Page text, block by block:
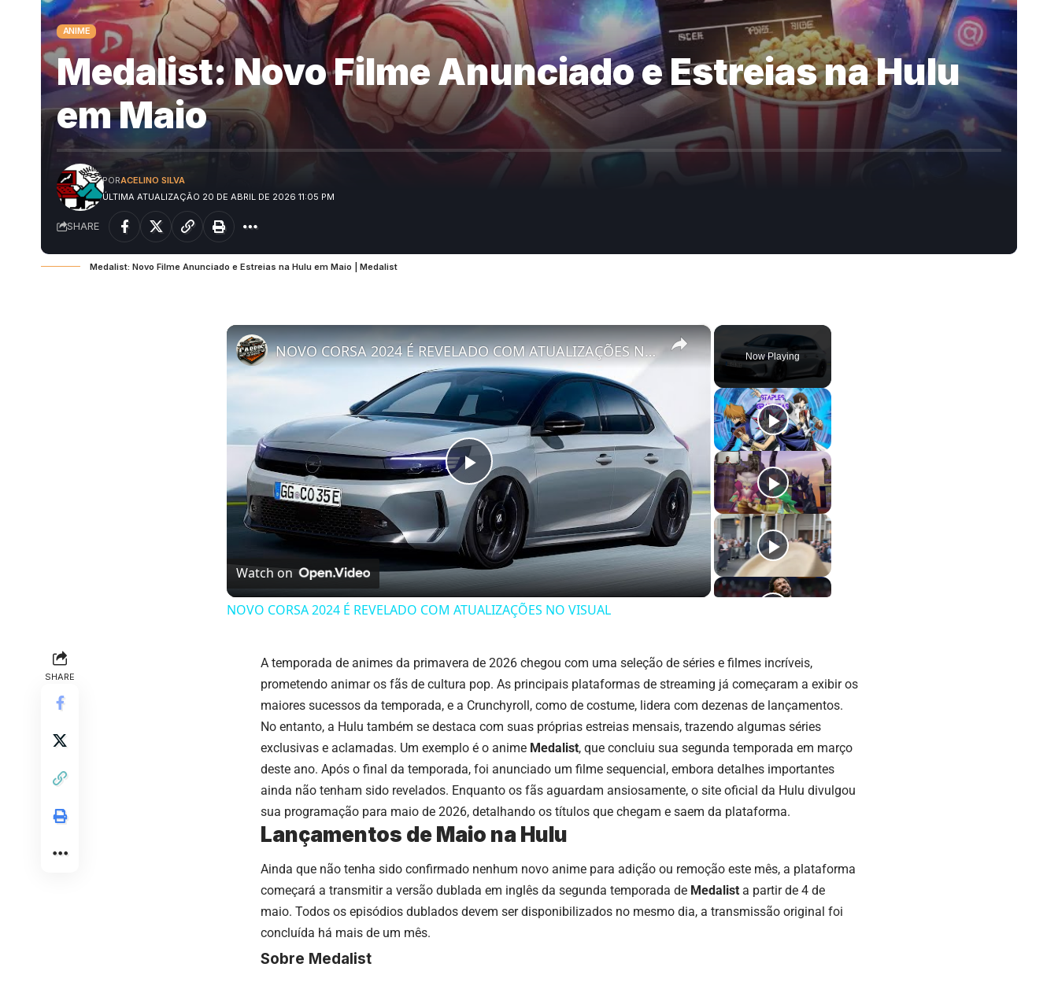
ANIME
Medalist: Novo Filme Anunciado e Estreias na Hulu
em Maio
ÚLTIMA ATUALIZAÇÃO 20 DE ABRIL DE 2026 11:05 PM
PORACELINO SILVA
SHARE
Medalist: Novo Filme Anunciado e Estreias na Hulu em Maio | Medalist
Now Playing
×
Play
Video
NOVO CORSA 2024 É REVELADO COM ATUALIZAÇÕES NO VISUAL
Watch on
NOVO CORSA 2024 É REVELADO COM ATUALIZAÇÕES NO VISUAL
SHARE
A temporada de animes da primavera de 2026 chegou com uma seleção de séries e filmes incríveis,
prometendo animar os fãs de cultura pop. As principais plataformas de streaming já começaram a exibir os
maiores sucessos da temporada, e a Crunchyroll, como de costume, lidera com dezenas de lançamentos.
No entanto, a Hulu também se destaca com suas próprias estreias mensais, trazendo algumas séries
exclusivas e aclamadas. Um exemplo é o anime Medalist, que concluiu sua segunda temporada em março
deste ano. Após o final da temporada, foi anunciado um filme sequencial, embora detalhes importantes
ainda não tenham sido revelados. Enquanto os fãs aguardam ansiosamente, o site oficial da Hulu divulgou
sua programação para maio de 2026, detalhando os títulos que chegam e saem da plataforma.
Lançamentos de Maio na Hulu
Ainda que não tenha sido confirmado nenhum novo anime para adição ou remoção este mês, a plataforma
começará a transmitir a versão dublada em inglês da segunda temporada de Medalist a partir de 4 de
maio. Todos os episódios dublados devem ser disponibilizados no mesmo dia, a transmissão original foi
concluída há mais de um mês.
Sobre Medalist